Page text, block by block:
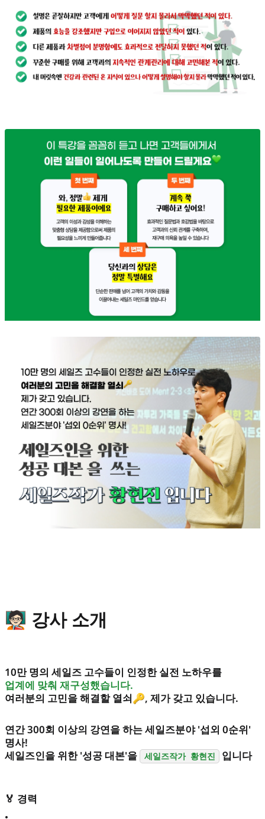
🧑🏻‍🏫 강사 소개
10만 명의 세일즈 고수들이 인정한 실전 노하우를
업계에 맞춰 재구성했습니다.
여러분의 고민을 해결할 열쇠🔑, 제가 갖고 있습니다.
연간 300회 이상의 강연을 하는 세일즈분야 '섭외 0순위'
명사!
세일즈인을 위한 '성공 대본'을
세일즈작가 황현진 입니다
🏅 경력